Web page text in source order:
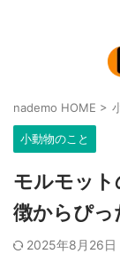
nademo HOME >
小動物のこと
モルモット
徴からぴっ
2025年8月26日